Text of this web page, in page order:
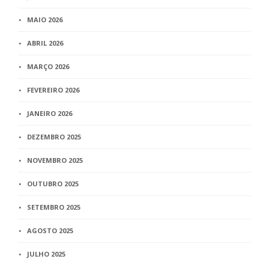
MAIO 2026
ABRIL 2026
MARÇO 2026
FEVEREIRO 2026
JANEIRO 2026
DEZEMBRO 2025
NOVEMBRO 2025
OUTUBRO 2025
SETEMBRO 2025
AGOSTO 2025
JULHO 2025